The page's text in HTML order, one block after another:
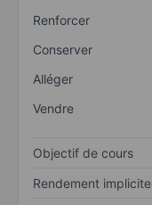
Renforcer
Conserver
Alléger
Vendre
Objectif de cours
Rendement implicite